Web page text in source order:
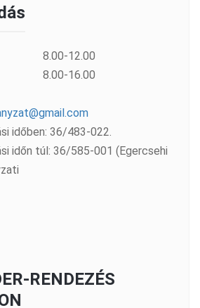
8.00-12.00
8.00-16.00
időben: 36/483-022.
időn túl: 36/585-001 (Egercsehi
RENDEZÉS